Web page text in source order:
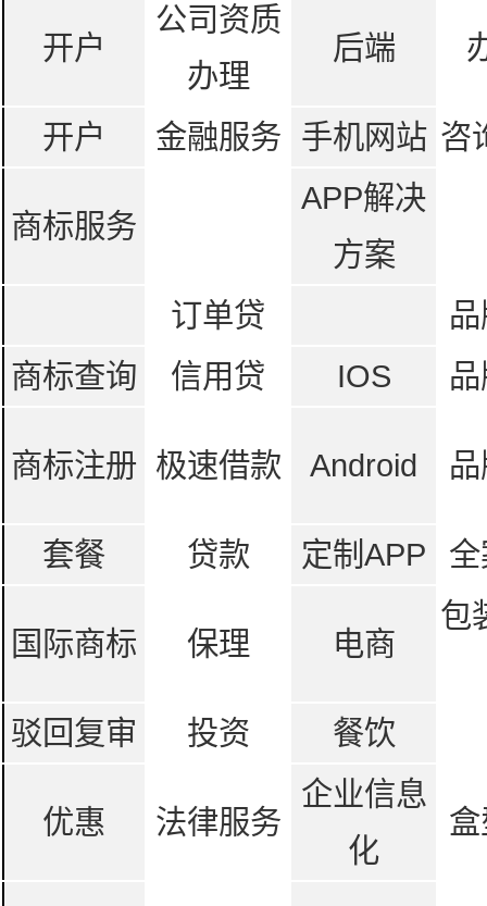
开户
公司资质
办理
后端
开户 金融服务 手机网站 咨
商标服务
APP解决
方案
订单贷
商标查询
信用贷 IOS
商标注册 极速借款 Android
套餐 贷款 定制APP
国际商标 保理 电商
包
驳回复审 投资 餐饮
优惠 法律服务
企业信息
化